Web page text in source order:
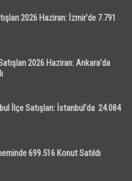
2026 Haziran: İzmir’de 7.791
2026 Haziran: Ankara’da
İlçe Satışları: İstanbul’da 24.084
699.516 Konut Satıldı